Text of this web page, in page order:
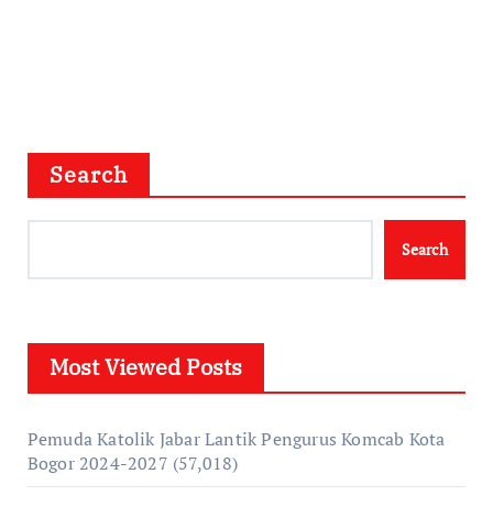
Search
Search
Most Viewed Posts
Pemuda Katolik Jabar Lantik Pengurus Komcab Kota
Bogor 2024-2027 (57,018)